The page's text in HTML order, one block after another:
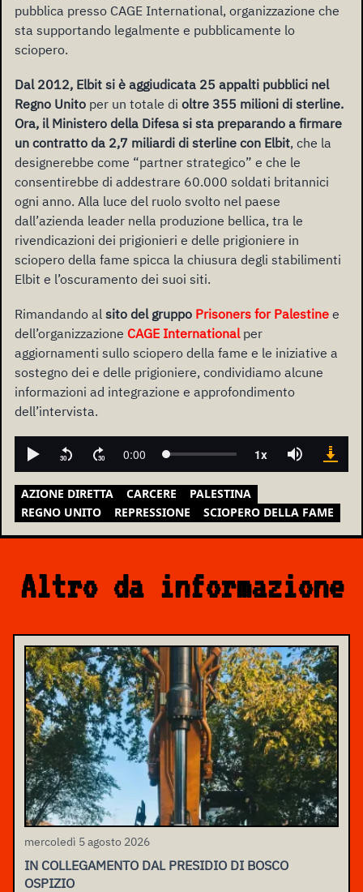
pubblica presso CAGE International, organizzazione che
sta supportando legalmente e pubblicamente lo
sciopero.
Dal 2012, Elbit si è aggiudicata 25 appalti pubblici nel
Regno Unito per un totale di oltre 355 milioni di sterline.
Ora, il Ministero della Difesa si sta preparando a firmare
un contratto da 2,7 miliardi di sterline con Elbit, che la
designerebbe come “partner strategico” e che le
consentirebbe di addestrare 60.000 soldati britannici
ogni anno. Alla luce del ruolo svolto nel paese
dall’azienda leader nella produzione bellica, tra le
rivendicazioni dei prigionieri e delle prigioniere in
sciopero della fame spicca la chiusura degli stabilimenti
Elbit e l’oscuramento dei suoi siti.
Rimandando al sito del gruppo Prisoners for Palestine e
dell’organizzazione CAGE Internationalper
aggiornamenti sullo sciopero della fame e le iniziative a
sostegno dei e delle prigioniere, condividiamo alcune
informazioni ad integrazione e approfondimento
dell’intervista.
AZIONE DIRETTA CARCERE
PALESTINA
REGNO UNITO
REPRESSIONE SCIOPERO DELLA FAME
Altro da informazione
mercoledì 5 agosto 2026
IN COLLEGAMENTO DAL PRESIDIO DI BOSCO
OSPIZIO